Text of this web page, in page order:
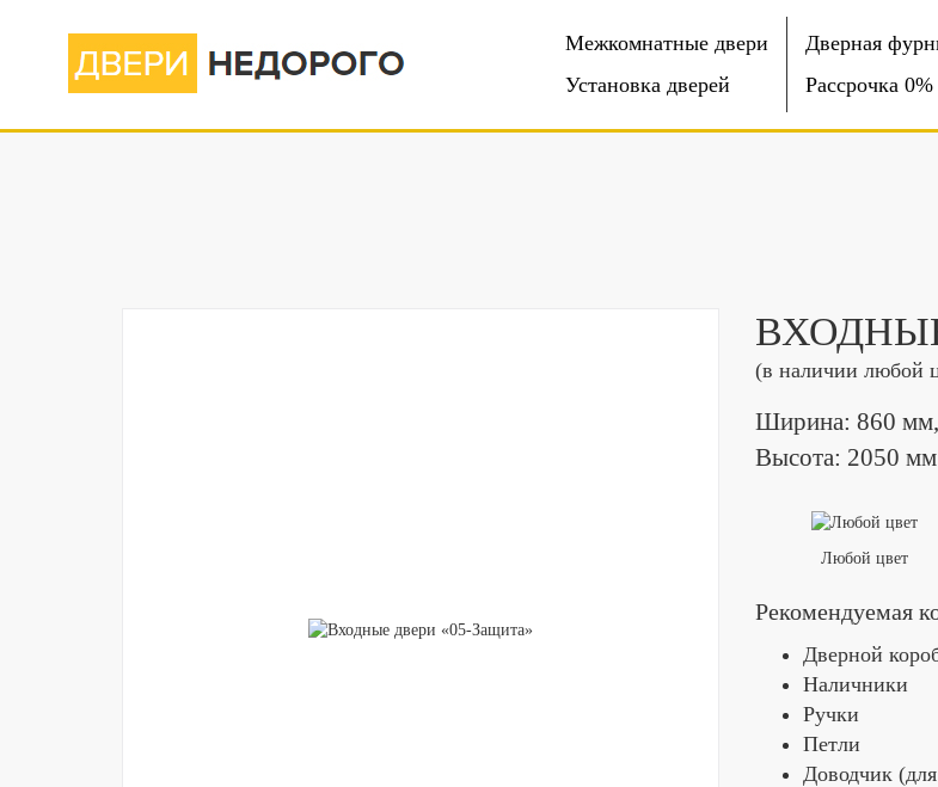
Межкомнатные двери
Установка дверей
Дверная
Рассрочка 0%
(в наличии любой
Ширина: 860
Высота: 2050 мм
Любой цвет
Рекомендуемая
Дверной
Наличники
Ручки
Петли
Доводчик